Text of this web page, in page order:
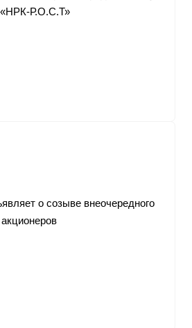
«НРК-Р.О.С.Т»
о созыве внеочередного